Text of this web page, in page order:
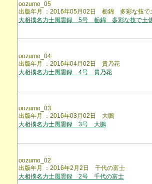
oozumo_05
出版年月 ：2016年05月02日 栃錦 多彩な技で
大相撲名力士風雲録 5号 栃錦 多彩な技で土
oozumo_04
出版年月 ：2016年04月02日 貴乃花
大相撲名力士風雲録 4号 貴乃花
oozumo_03
出版年月 ：2016年03月02日 大鵬
大相撲名力士風雲録 3号 大鵬
oozumo_02
出版年月 ：2016年2月2日 千代の富士
大相撲名力士風雲録 2号 千代の富士